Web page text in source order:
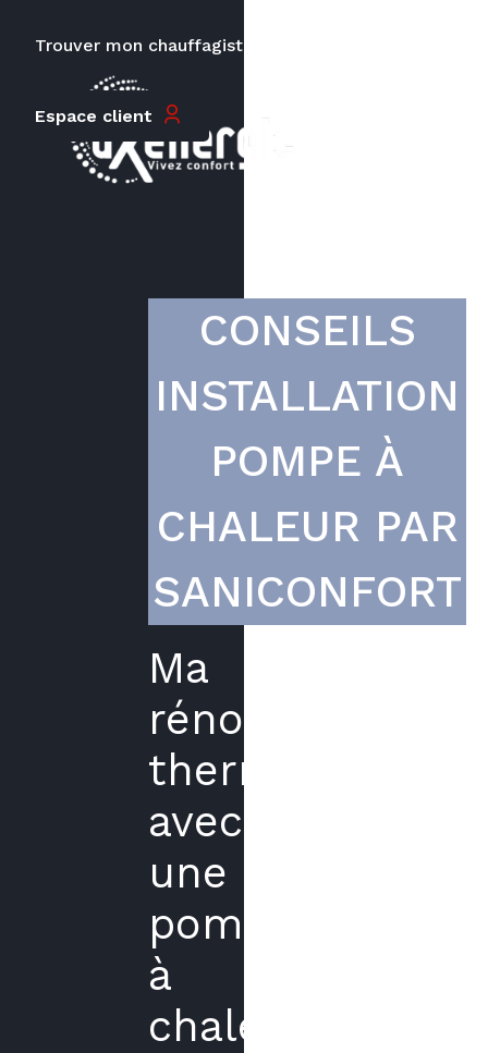
Trouver mon chauffagiste
Espace client
CONSEILS
INSTALLATION
POMPE À
CHALEUR PAR
SANICONFORT
Ma
rénovation
thermique
avec
une
pompe
à
chaleur